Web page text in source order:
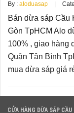
By : aloduasap
Bán dừa sáp Cầu
Gòn TpHCM Alo
100% , giao hàng
Quận Tân Bình
mua dừa sáp giá
CỬA HÀNG DỪA SÁP CẦU